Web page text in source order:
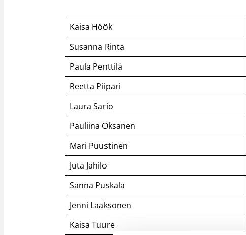
Kaisa Höök
Susanna Rinta
Paula Penttilä
Reetta Piipari
Laura Sario
Pauliina Oksanen
Mari Puustinen
Juta Jahilo
Sanna Puskala
Jenni Laaksonen
Kaisa Tuure